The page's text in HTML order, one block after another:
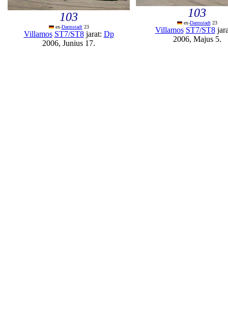
103
ex-Darmstadt23
Villamos ST7/ST8jarat: Dp
2006, Junius 17.
103
ex-Darmstadt23
Villamos ST7/ST8
2006, Majus 5.